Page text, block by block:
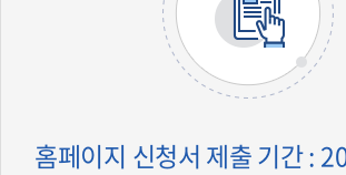
홈페이지 신청서 제출 기간 :